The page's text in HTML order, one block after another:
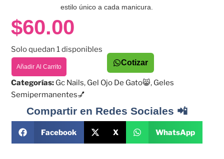
estilo único a cada manicura.
$60.00
Solo quedan 1 disponibles
Añadir Al Carrito Cotizar
Categorías: Gc Nails, Gel Ojo De Gato😸, Geles
Semipermanentes💅
Compartir en Redes Sociales 📲
Facebook X WhatsApp